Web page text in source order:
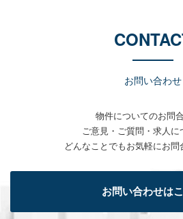
お問い合わせ
物件についてのお問合
ご意見・ご質問・求人に
どんなことでもお気軽にお問
お問い合わせは